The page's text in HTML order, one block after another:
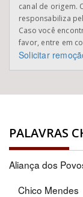
canal de origem.
responsabiliza
Caso você
favor, entre em
Solicitar
PALAVRAS
Aliança dos
Chico Mendes